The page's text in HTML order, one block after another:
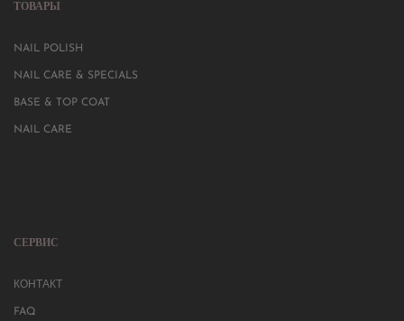
ТОВАРЫ
NAIL POLISH
NAIL CARE & SPECIALS
BASE & TOP COAT
NAIL CARE
СЕРВИС
КОНТАКТ
FAQ